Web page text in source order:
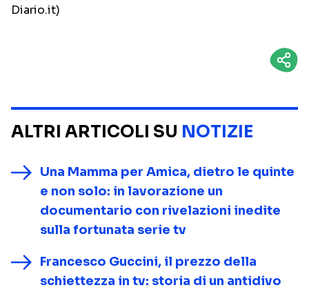
Diario.it)
ALTRI ARTICOLI SU NOTIZIE
Una Mamma per Amica, dietro le quinte
e non solo: in lavorazione un
documentario con rivelazioni inedite
sulla fortunata serie tv
Francesco Guccini, il prezzo della
schiettezza in tv: storia di un antidivo